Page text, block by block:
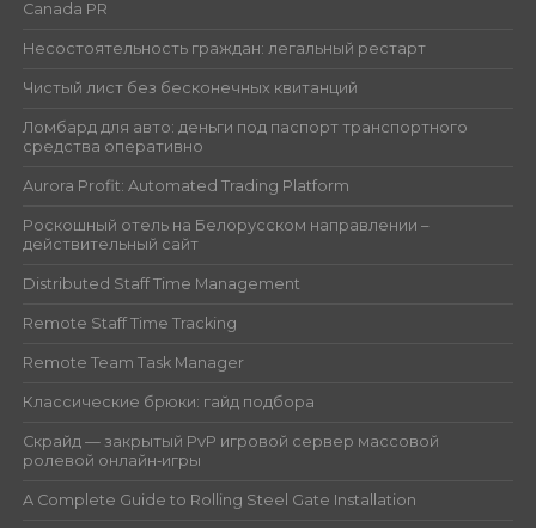
Canada PR
Несостоятельность граждан: легальный рестарт
Чистый лист без бесконечных квитанций
Ломбард для авто: деньги под паспорт транспортного
средства оперативно
Aurora Profit: Automated Trading Platform
Роскошный отель на Белорусском направлении –
действительный сайт
Distributed Staff Time Management
Remote Staff Time Tracking
Remote Team Task Manager
Классические брюки: гайд подбора
Скрайд — закрытый PvP игровой сервер массовой
ролевой онлайн‑игры
A Complete Guide to Rolling Steel Gate Installation